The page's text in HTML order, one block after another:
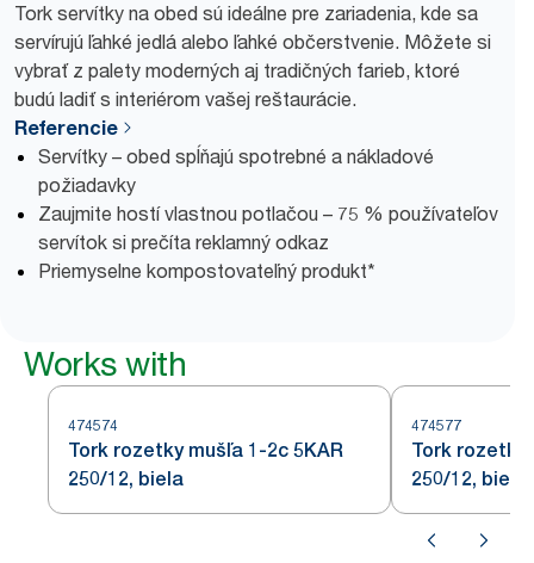
Tork servítky na obed sú ideálne pre zariadenia, kde sa
servírujú ľahké jedlá alebo ľahké občerstvenie. Môžete si
vybrať z palety moderných aj tradičných farieb, ktoré
budú ladiť s interiérom vašej reštaurácie.
Referencie
Servítky – obed spĺňajú spotrebné a nákladové
požiadavky
Zaujmite hostí vlastnou potlačou – 75 % používateľov
servítok si prečíta reklamný odkaz
Priemyselne kompostovateľný produkt*
Works with
474574
Tork rozetky mušľa 1-2c 5KAR
250/12, biela
474577
Tork rozetky
250/12, biela